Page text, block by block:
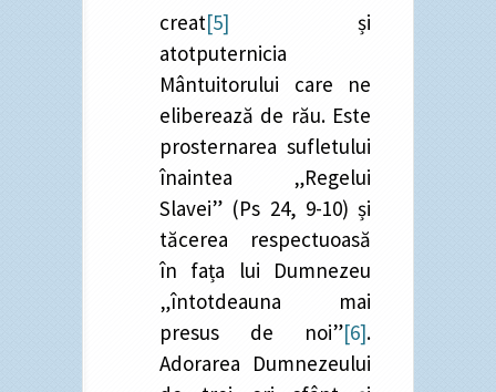
creat[5] și
atotputernicia
Mântuitorului care ne
eliberează de rău. Este
prosternarea sufletului
înaintea „Regelui
Slavei” (Ps 24, 9-10) și
tăcerea respectuoasă
în fața lui Dumnezeu
„întotdeauna mai
presus de noi”[6].
Adorarea Dumnezeului